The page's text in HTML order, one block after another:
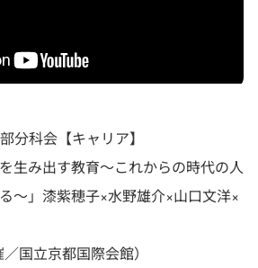
分科会【キャリア】
生み出す教育～これからの時代の人
～」漆紫穂子×水野雄介×山口文洋×
国立京都国際会館）